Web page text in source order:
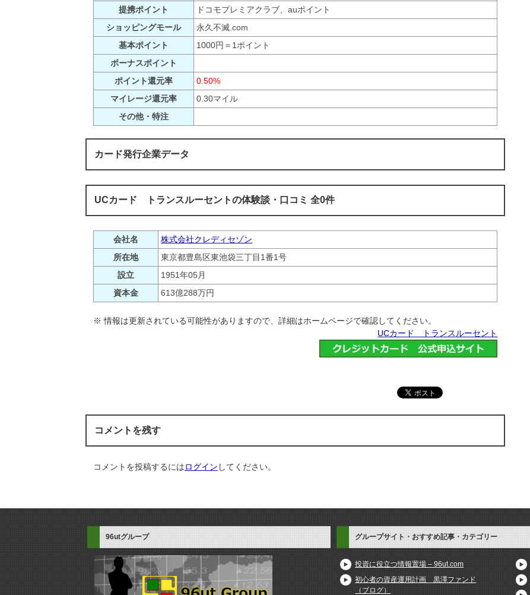
提携ポイント
ドコモプレミアクラブ、auポイント
ショッピングモール
永久不滅.com
基本ポイント
1000円＝1ポイント
ボーナスポイント
ポイント還元率
0.50%
マイレージ還元率
0.30マイル
その他・特注
カード発行企業データ
UCカード トランスルーセントの体験談・口コミ 全0件
会社名
株式会社クレディセゾン
所在地
東京都豊島区東池袋三丁目1番1号
設立
1951年05月
資本金
613億288万円
※ 情報は更新されている可能性がありますので、詳細はホームページで確認してください。
UCカード トランスルーセント
コメントを残す
コメントを投稿するにはログイン してください。
96utグループ グループサイト・おすすめ記事・カテゴリー
投資に役立つ情報置場 – 96ut.com
初心者の資産運用計画 黒澤ファンド
（ブログ）